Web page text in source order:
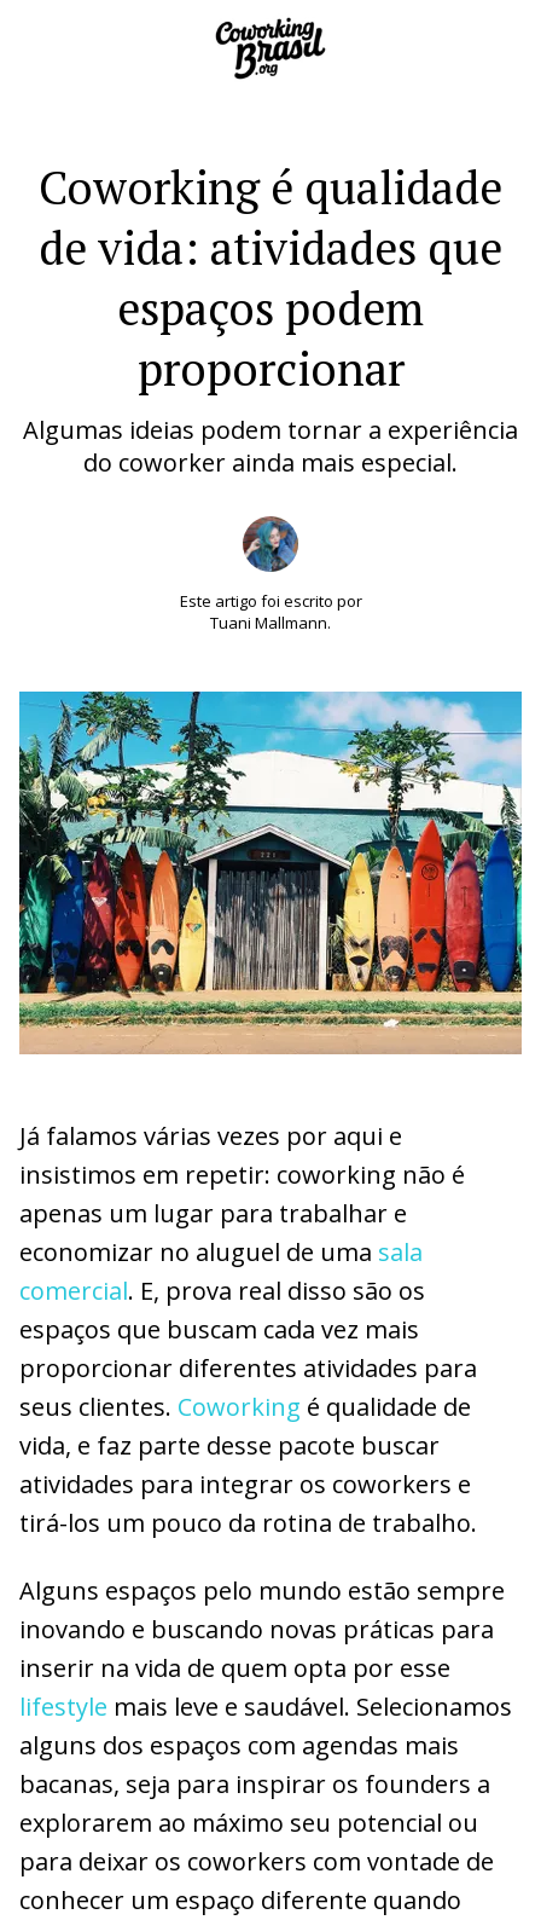
Coworking é qualidade
de vida: atividades que
espaços podem
proporcionar
Algumas ideias podem tornar a experiência
do coworker ainda mais especial.
Este artigo foi escrito por
Tuani Mallmann.
Já falamos várias vezes por aqui e
insistimos em repetir: coworking não é
apenas um lugar para trabalhar e
economizar no aluguel de uma sala
comercial. E, prova real disso são os
espaços que buscam cada vez mais
proporcionar diferentes atividades para
seus clientes. Coworking é qualidade de
vida, e faz parte desse pacote buscar
atividades para integrar os coworkers e
tirá-los um pouco da rotina de trabalho.
Alguns espaços pelo mundo estão sempre
inovando e buscando novas práticas para
inserir na vida de quem opta por esse
lifestyle mais leve e saudável. Selecionamos
alguns dos espaços com agendas mais
bacanas, seja para inspirar os founders a
explorarem ao máximo seu potencial ou
para deixar os coworkers com vontade de
conhecer um espaço diferente quando